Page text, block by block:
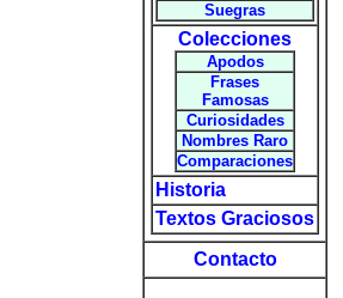
Suegras
Colecciones
Apodos
Frases
Famosas
Curiosidades
Nombres Raro
Comparaciones
Historia
Textos Graciosos
Contacto